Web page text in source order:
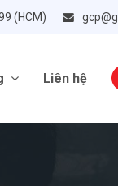
(HCM)
Liên hệ